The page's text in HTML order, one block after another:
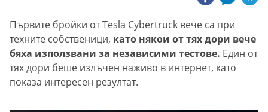
Първите бройки от Tesla Cybertruck вече са при
техните собственици, като някои от тях дори вече
бяха използвани за независими тестове. Един от
тях дори беше излъчен наживо в интернет, като
показа интересен резултат.